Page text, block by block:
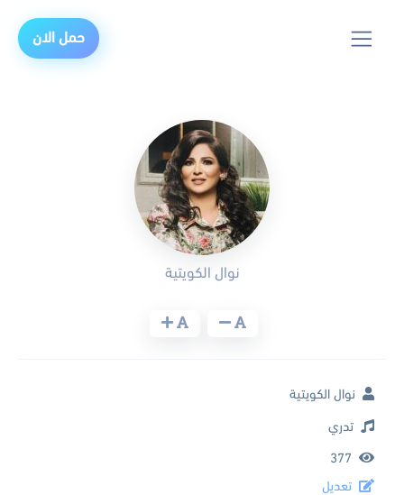
حمل الان
نوال الكويتية
نوال الكويتية
تدري
377
تعديل